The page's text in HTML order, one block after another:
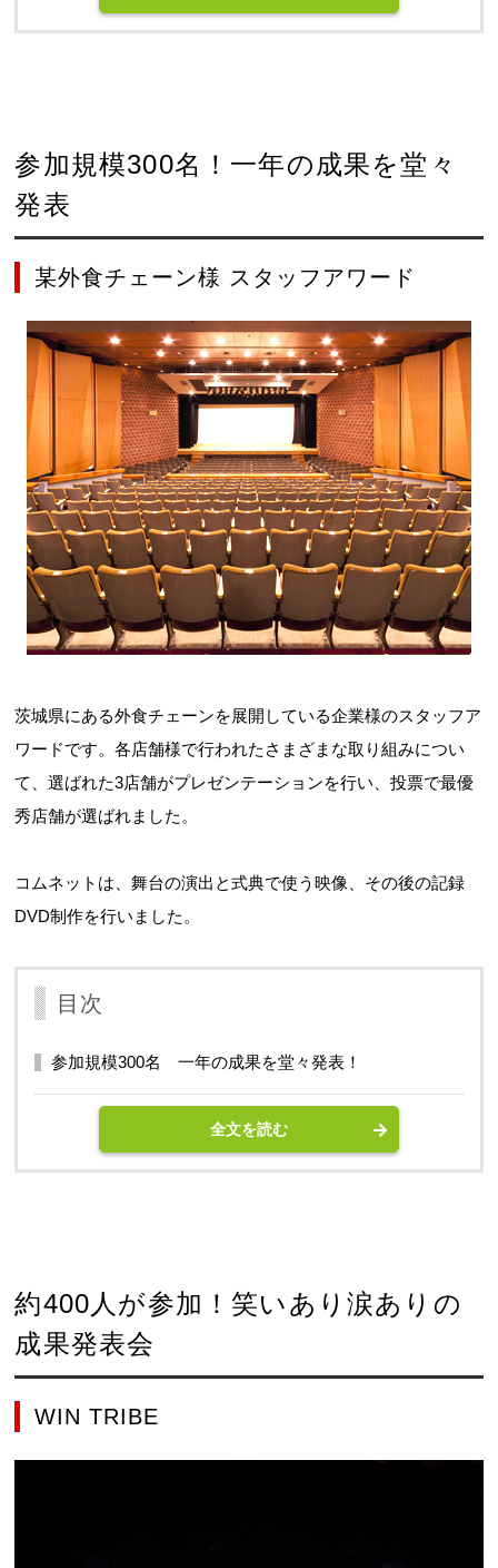
参加規模300名！一年の成果を堂々
発表
某外食チェーン様 スタッフアワード
茨城県にある外食チェーンを展開している企業様のスタッフア
ワードです。各店舗様で行われたさまざまな取り組みについ
て、選ばれた3店舗がプレゼンテーションを行い、投票で最優
秀店舗が選ばれました。
コムネットは、舞台の演出と式典で使う映像、その後の記録
DVD制作を行いました。
目次
参加規模300名 一年の成果を堂々発表！
全文を読む
約400人が参加！笑いあり涙ありの
成果発表会
WIN TRIBE